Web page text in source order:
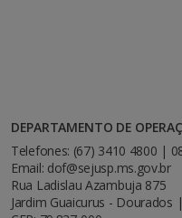
DEPARTAMENTO DE
Telefones: (67) 3410 4800 |
Email: dof@sejusp.ms.gov.br
Rua Ladislau Azambuja 875
Jardim Guaicurus - Dourados